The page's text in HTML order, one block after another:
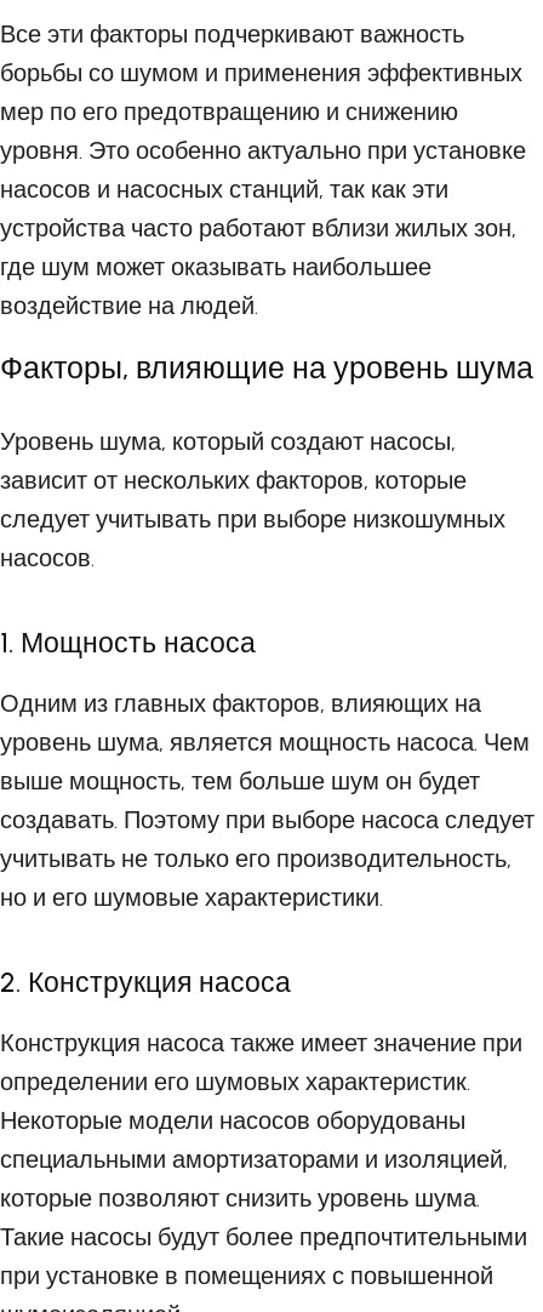
Все эти факторы подчеркивают важность
борьбы со шумом и применения эффективных
мер по его предотвращению и снижению
уровня. Это особенно актуально при установке
насосов и насосных станций, так как эти
устройства часто работают вблизи жилых зон,
где шум может оказывать наибольшее
воздействие на людей.
Факторы, влияющие на уровень шума
Уровень шума, который создают насосы,
зависит от нескольких факторов, которые
следует учитывать при выборе низкошумных
насосов.
1. Мощность насоса
Одним из главных факторов, влияющих на
уровень шума, является мощность насоса. Чем
выше мощность, тем больше шум он будет
создавать. Поэтому при выборе насоса следует
учитывать не только его производительность,
но и его шумовые характеристики.
2. Конструкция насоса
Конструкция насоса также имеет значение при
определении его шумовых характеристик.
Некоторые модели насосов оборудованы
специальными амортизаторами и изоляцией,
которые позволяют снизить уровень шума.
Такие насосы будут более предпочтительными
при установке в помещениях с повышенной